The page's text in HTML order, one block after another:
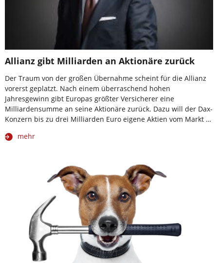
Allianz gibt Milliarden an Aktionäre zurück
Der Traum von der großen Übernahme scheint für die Allianz
vorerst geplatzt. Nach einem überraschend hohen
Jahresgewinn gibt Europas größter Versicherer eine
Milliardensumme an seine Aktionäre zurück. Dazu will der Dax-
Konzern bis zu drei Milliarden Euro eigene Aktien vom Markt …
mehr